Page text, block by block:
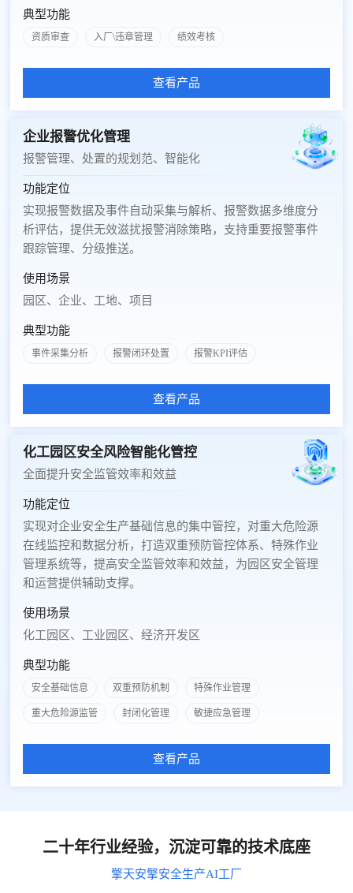
典型功能
资质审查 入厂\违章管理 绩效考核
查看产品
企业报警优化管理
报警管理、处置的规划范、智能化
功能定位
实现报警数据及事件自动采集与解析、报警数据多维度分
析评估，提供无效滋扰报警消除策略，支持重要报警事件
跟踪管理、分级推送。
使用场景
园区、企业、工地、项目
典型功能
事件采集分析 报警闭环处置 报警KPI评估
查看产品
化工园区安全风险智能化管控
全面提升安全监管效率和效益
功能定位
实现对企业安全生产基础信息的集中管控，对重大危险源
在线监控和数据分析，打造双重预防管控体系、特殊作业
管理系统等，提高安全监管效率和效益，为园区安全管理
和运营提供辅助支撑。
使用场景
化工园区、工业园区、经济开发区
典型功能
安全基础信息 双重预防机制 特殊作业管理
重大危险源监管 封闭化管理 敏捷应急管理
查看产品
二十年行业经验，沉淀可靠的技术底座
擎天安擎安全生产AI工厂